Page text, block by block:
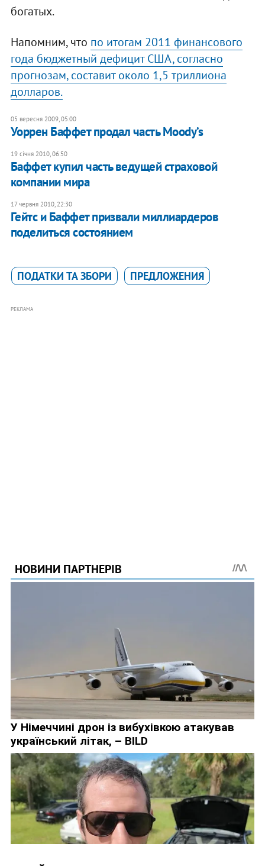
богатых.
Напомним, что по итогам 2011 финансового
года бюджетный дефицит США, согласно
прогнозам, составит около 1,5 триллиона
долларов.
05 вересня 2009, 05:00
Уоррен Баффет продал часть Moody’s
19 січня 2010, 06:50
Баффет купил часть ведущей страховой
компании мира
17 червня 2010, 22:30
Гейтс и Баффет призвали миллиардеров
поделиться состоянием
ПОДАТКИ ТА ЗБОРИ ПРЕДЛОЖЕНИЯ
РЕКЛАМА